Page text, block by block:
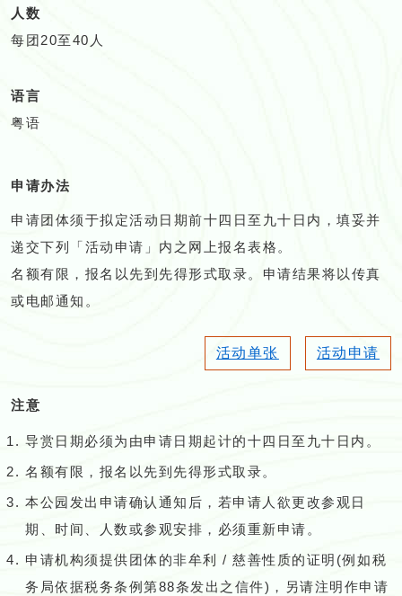
人数
每团20至40人
语言
粤语
申请办法
申请团体须于拟定活动日期前十四日至九十日内，填妥并
递交下列「活动申请」内之网上报名表格。
名额有限，报名以先到先得形式取录。申请结果将以传真
或电邮通知。
活动单张 活动申请
注意
导赏日期必须为由申请日期起计的十四日至九十日内。
名额有限，报名以先到先得形式取录。
本公园发出申请确认通知后，若申请人欲更改参观日
期、时间、人数或参观安排，必须重新申请。
申请机构须提供团体的非牟利 / 慈善性质的证明(例如税
务局依据税务条例第88条发出之信件)，另请注明作申请